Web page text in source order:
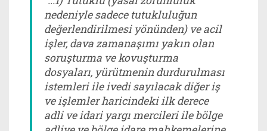
nedeniyle sadece tutukluluğun
değerlendirilmesi yönünden) ve acil
işler, dava zamanaşımı yakın olan
soruşturma ve kovuşturma
dosyaları, yürütmenin durdurulması
istemleri ile ivedi sayılacak diğer iş
ve işlemler haricindeki ilk derece
adli ve idari yargı mercileri ile bölge